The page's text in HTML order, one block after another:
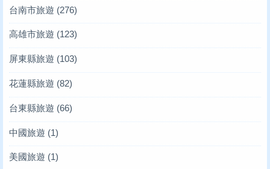
台南市旅遊 (276)
高雄市旅遊 (123)
屏東縣旅遊 (103)
花蓮縣旅遊 (82)
台東縣旅遊 (66)
中國旅遊 (1)
美國旅遊 (1)